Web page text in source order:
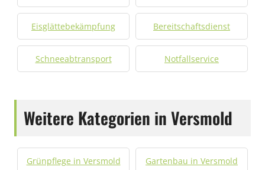
Eisglättebekämpfung Bereitschaftsdienst
Schneeabtransport Notfallservice
Weitere Kategorien in Versmold
Grünpflege in Versmold Gartenbau in Versmold